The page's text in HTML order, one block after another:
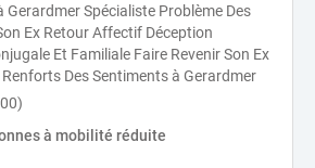
Spécialiste Problème Des
Ex Retour Affectif Déception
Et Familiale Faire Revenir Son Ex
Des Sentiments à Gerardmer
à mobilité réduite